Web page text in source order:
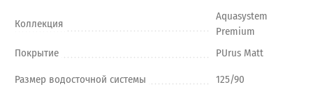
Коллекция
Aquasystem
Premium
Покрытие
PUrus Matt
Размер водосточной системы 125/90